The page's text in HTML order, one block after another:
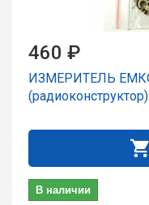
460 ₽
ИЗМЕРИТЕЛЬ
(радиоконструктор)
В наличии